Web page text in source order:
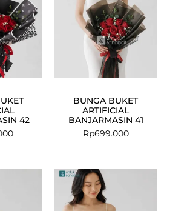
42
BUNGA BUKET
ARTIFICIAL
BANJARMASIN 41
Rp699.000